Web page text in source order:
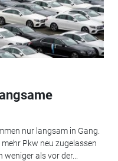
nur langsam in Gang.
Pkw neu zugelassen
als vor der...